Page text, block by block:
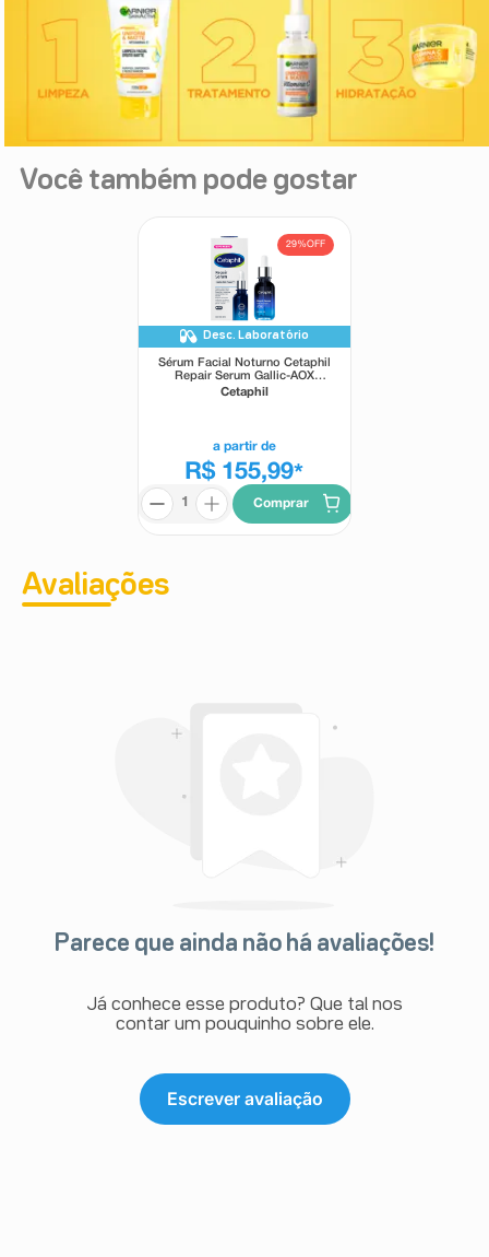
Você também pode gostar
29%OFF
Desc. Laboratório
Sérum Facial Noturno Cetaphil
Repair Serum Gallic-AOX
Power PM 30ml
Cetaphil
a partir de
R$ 155,99*
Comprar
Avaliações
Parece que ainda não há avaliações!
Já conhece esse produto? Que tal nos
contar um pouquinho sobre ele.
Escrever avaliação